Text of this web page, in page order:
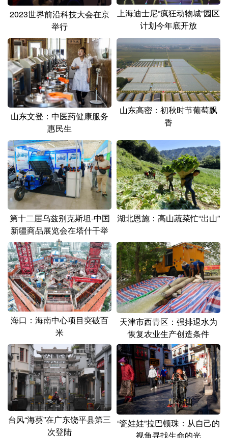
广东 广西 海南 重庆
云南 西藏
陕西 甘肃 青海 宁夏
新疆 内蒙古 黑龙江
多语种频道
Русский язык 日本語 한국어
Deutsch Português
2023世界前沿科技大会在京
举行
上海迪士尼“疯狂动物城”园区
计划今年底开放
山东文登：中医药健康服务
惠民生
山东高密：初秋时节葡萄飘
香
第十二届乌兹别克斯坦-中国
新疆商品展览会在塔什干举
办
湖北恩施：高山蔬菜忙“出山”
海口：海南中心项目突破百
米
天津市西青区：强排退水为
恢复农业生产创造条件
台风“海葵”在广东饶平县第三
次登陆
“瓷娃娃”拉巴顿珠：从自己的
视角寻找生命的光